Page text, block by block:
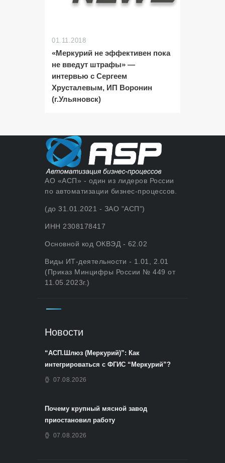
01.11.2018
«Меркурий не эффективен пока
не введут штрафы» —
интервью с Сергеем
Хрусталевым, ИП Воронин
(г.Ульяновск)
АО «АСП» - один из лидеров России
по автоматизации бизнес-процессов.
(до 31.01.2021 - ЗАО "АСП")
ИНН 2308178417
Основной код ОКВЭД - 62.02
Виды ИТ-деятельности - 1.01, 2.01
(Приказ Минцифры России № 449 от
11.05.2023г.)
Новости
“АСП.Шлюз (Меркурий)”: Как
интегрироваться с ФГИС “Меркурий”?
07.08.2026
Почему крупный мясной завод
приостановил работу
07.08.2026